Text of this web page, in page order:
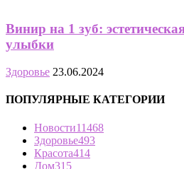
Винир на 1 зуб:
улыбки
Здоровье 23.06.2024
ПОПУЛЯРНЫЕ КАТЕГОРИИ
Новости11468
Здоровье493
Красота414
Дом315